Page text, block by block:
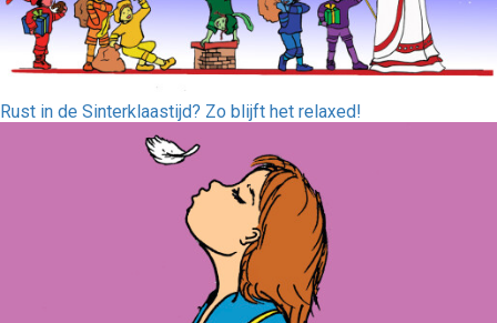
Rust in de Sinterklaastijd? Zo blijft het relaxed!